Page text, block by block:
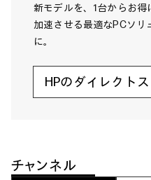
新モデルを、1台からお
加速させる最適なPCソ
に。
HPのダイレクト
チャンネル